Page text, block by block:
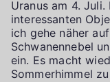
Uranus am 4.
interessanten
ich gehe näher
Schwanennebel
ein. Es macht
Sommerhimmel